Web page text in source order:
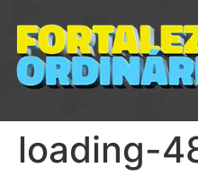
loading-